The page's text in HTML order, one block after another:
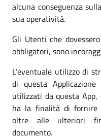
alcuna conseguenza
sua operatività.
Gli Utenti che
obbligatori, sono
L’eventuale utilizzo di
di questa
utilizzati da questa
ha la finalità di fornire
oltre alle ulteriori
documento.